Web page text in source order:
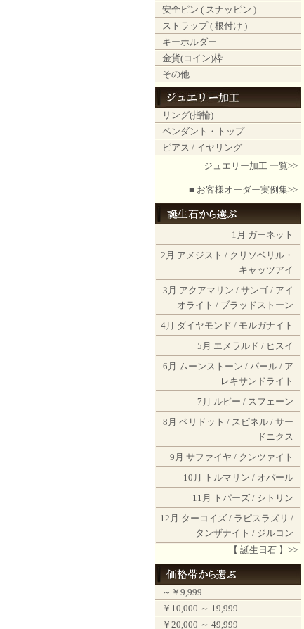
安全ピン ( スナッピン )
ストラップ ( 根付け )
キーホルダー
金貨(コイン)枠
その他
リング(指輪)
ペンダント・トップ
ピアス / イヤリング
ジュエリー加工 一覧>>
■ お客様オーダー実例集>>
1月 ガーネット
2月 アメジスト / クリソベリル・
キャッツアイ
3月 アクアマリン / サンゴ/ アイ
オライト / ブラッドストーン
4月 ダイヤモンド / モルガナイト
5月 エメラルド / ヒスイ
6月 ムーンストーン / パール/ ア
レキサンドライト
7月 ルビー / スフェーン
8月 ペリドット / スピネル/ サー
ドニクス
9月 サファイヤ / クンツァイト
10月
トルマリン / オパール
11月
トパーズ/ シトリン
12月 ターコイズ/ ラピスラズリ /
タンザナイト / ジルコン
【 誕生日石 】>>
～￥9,999
￥10,000 ～ 19,999
￥20,000 ～ 49,999